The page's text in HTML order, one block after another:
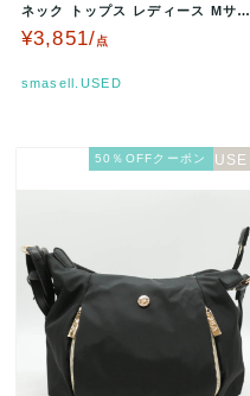
ネック トップス レディース Mサイ
ズ レッド FILA 【中古】
¥3,851/点
smasell.USED
50％OFFクーポン